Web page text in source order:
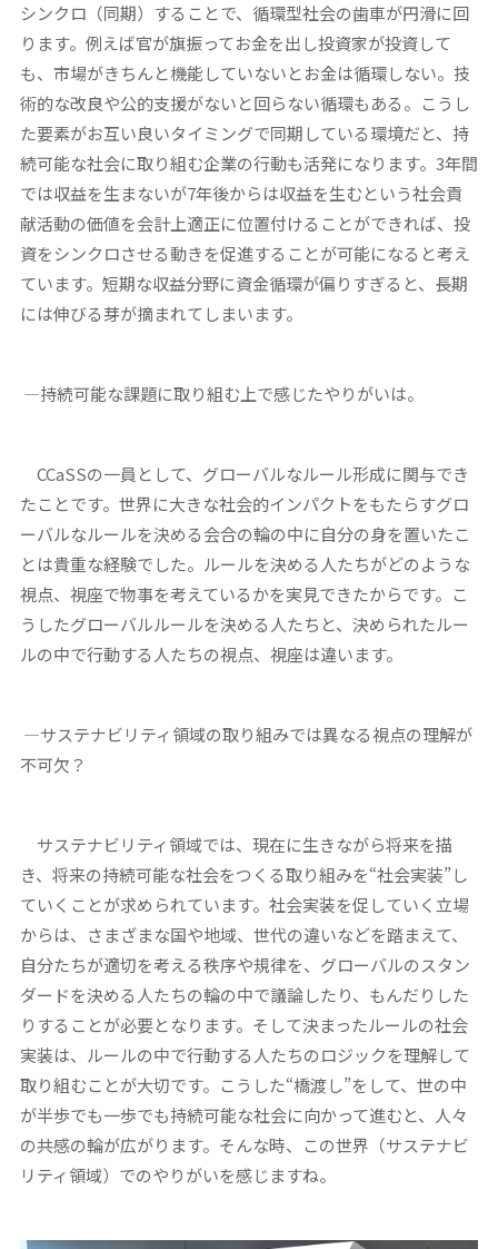
シンクロ（同期）することで、循環型社会の歯車が円滑に回
ります。例えば官が旗振ってお金を出し投資家が投資して
も、市場がきちんと機能していないとお金は循環しない。技
術的な改良や公的支援がないと回らない循環もある。こうし
た要素がお互い良いタイミングで同期している環境だと、持
続可能な社会に取り組む企業の行動も活発になります。3年間
では収益を生まないが7年後からは収益を生むという社会貢
献活動の価値を会計上適正に位置付けることができれば、投
資をシンクロさせる動きを促進することが可能になると考え
ています。短期な収益分野に資金循環が偏りすぎると、長期
には伸びる芽が摘まれてしまいます。
―持続可能な課題に取り組む上で感じたやりがいは。
CCaSSの一員として、グローバルなルール形成に関与でき
たことです。世界に大きな社会的インパクトをもたらすグロ
ーバルなルールを決める会合の輪の中に自分の身を置いたこ
とは貴重な経験でした。ルールを決める人たちがどのような
視点、視座で物事を考えているかを実見できたからです。こ
うしたグローバルルールを決める人たちと、決められたルー
ルの中で行動する人たちの視点、視座は違います。
―サステナビリティ領域の取り組みでは異なる視点の理解が
不可欠？
サステナビリティ領域では、現在に生きながら将来を描
き、将来の持続可能な社会をつくる取り組みを“社会実装”し
ていくことが求められています。社会実装を促していく立場
からは、さまざまな国や地域、世代の違いなどを踏まえて、
自分たちが適切を考える秩序や規律を、グローバルのスタン
ダードを決める人たちの輪の中で議論したり、もんだりした
りすることが必要となります。そして決まったルールの社会
実装は、ルールの中で行動する人たちのロジックを理解して
取り組むことが大切です。こうした“橋渡し”をして、世の中
が半歩でも一歩でも持続可能な社会に向かって進むと、人々
の共感の輪が広がります。そんな時、この世界（サステナビ
リティ領域）でのやりがいを感じますね。